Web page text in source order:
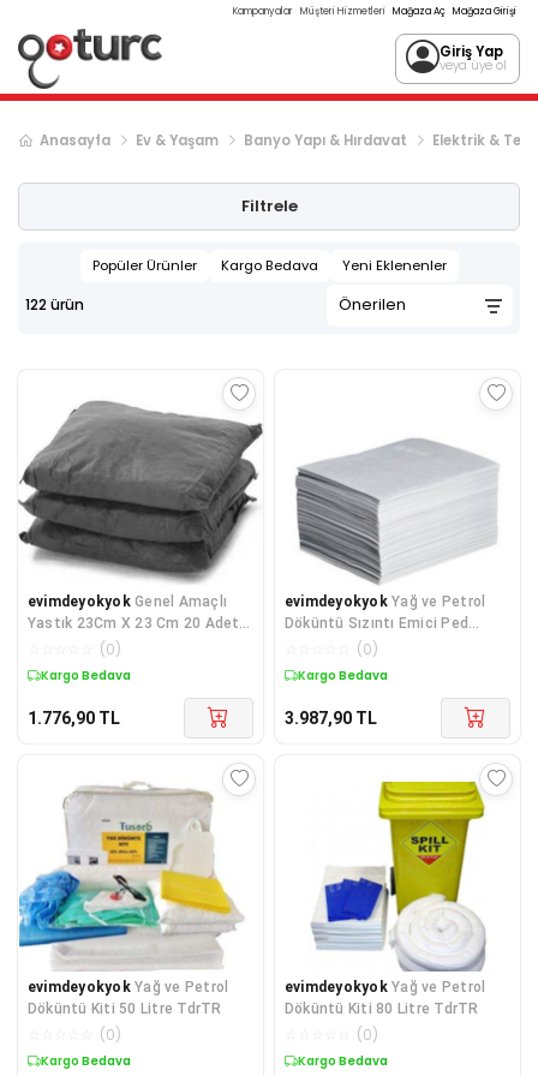
Kampanyalar Müşteri Hizmetleri Mağaza Aç Mağaza Girişi
Giriş Yap
veya üye ol
Sonraki ürün sayfası, sayfa 2
Anasayfa Ev & Yaşam Banyo Yapı & Hırdavat Elektrik &
Filtrele
Popüler Ürünler Kargo Bedava Yeni Eklenenler
122ürün
evimdeyokyok Genel Amaçlı
Yastık 23Cm X 23 Cm 20 Adet /
Paket TdrTR
(0)
Kargo Bedava
1.776,90 TL
evimdeyokyok Yağ ve Petrol
Döküntü Sızıntı Emici Ped
40cmx50cm 100 adet TdrTR
(0)
Kargo Bedava
3.987,90 TL
evimdeyokyok Yağ ve Petrol
Döküntü Kiti 50 Litre TdrTR
(0)
Kargo Bedava
evimdeyokyok Yağ ve Petrol
Döküntü Kiti 80 Litre TdrTR
(0)
Kargo Bedava